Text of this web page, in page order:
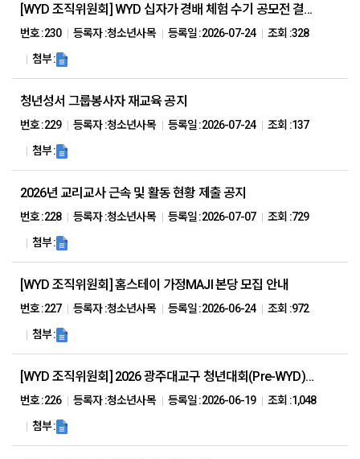
[WYD 조직위원회] WYD 십자가 경배 체험 수기 공모전 결과 안내 및 시상 협조 요청
번호 :230 등록자 :청소년사목 등록일 :2026-07-24 조회 :328
첨부 :
청년성서 그룹봉사자 재교육 공지
번호 :229 등록자 :청소년사목 등록일 :2026-07-24 조회 :137
첨부 :
2026년 교리교사 근속 및 활동 현황 제출 공지
번호 :228 등록자 :청소년사목 등록일 :2026-07-07 조회 :729
첨부 :
[WYD 조직위원회] 홈스테이 가정MAJI 본당 모집 안내
번호 :227 등록자 :청소년사목 등록일 :2026-06-24 조회 :972
첨부 :
[WYD 조직위원회] 2026 광주대교구 청년대회(Pre-WYD) 참가 신청 안내
번호 :226 등록자 :청소년사목 등록일 :2026-06-19 조회 :1,048
첨부 :